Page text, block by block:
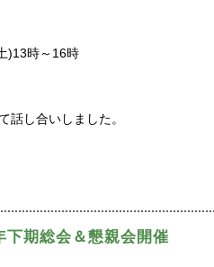
)13時～16時
話し合いしました。
下期総会＆懇親会開催